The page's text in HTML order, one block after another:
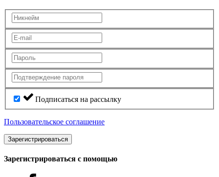
Подписаться на рассылку
Пользовательское соглашение
Зарегистрироваться
Зарегистрироваться с помощью